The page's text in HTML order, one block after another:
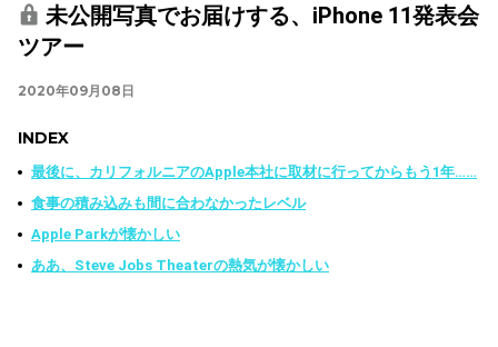
未公開写真でお届けする、iPhone 11発表会
ツアー
2020年09月08日
INDEX
最後に、カリフォルニアのApple本社に取材に行ってからもう1年……
食事の積み込みも間に合わなかったレベル
Apple Parkが懐かしい
ああ、Steve Jobs Theaterの熱気が懐かしい